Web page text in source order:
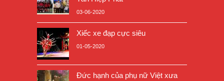
03-06-2020
Xiếc xe đạp cực siêu
01-05-2020
Đức hạnh của phụ nữ Việt xưa